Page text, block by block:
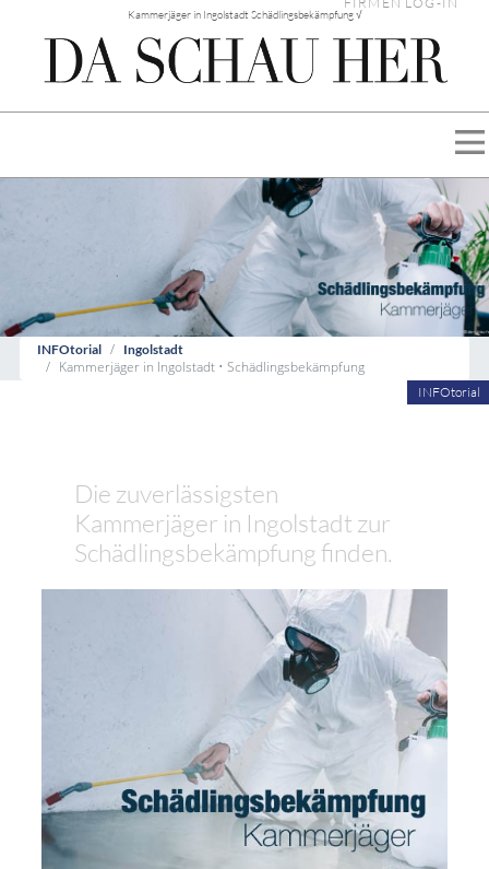
Kammerjäger in Ingolstadt Schädlingsbekämpfung √
INFOtorial Ingolstadt
Kammerjäger in Ingolstadt • Schädlingsbekämpfung
INFOtorial
Die zuverlässigsten
Kammerjäger in Ingolstadt zur
Schädlingsbekämpfung finden.